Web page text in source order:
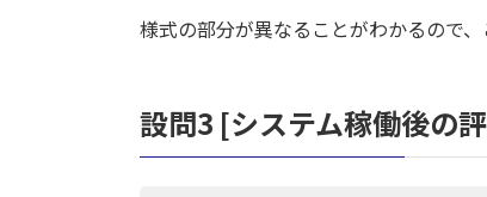
様式の部分が異なることがわかるので
設問3 [システム稼働後の